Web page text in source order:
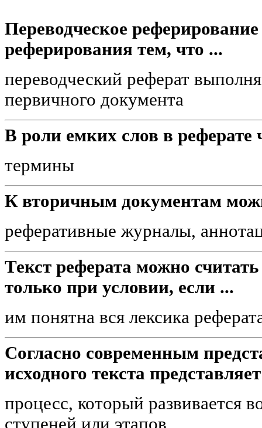
Переводческое
реферирования тем, что ...
переводческий реферат
первичного документа
В роли емких слов в реферате
термины
К вторичным документам
реферативные журналы,
Текст реферата можно
только при условии, если ...
им понятна вся лексика
Согласно современным
исходного текста
процесс, который развивается
ступеней или этапов